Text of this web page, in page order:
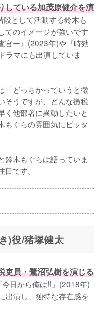
している加茂原健介を演
段として活動する鈴木も
てのイメージが強いです
官ー』(2023年)や『時効
ラマにも出演していま
「どっちかっていうと徴
そうですが、どんな徴税
く他部署に異動したいと
もぐらの雰囲気にピッタ
鈴木もぐらは語っていま
です。
)役/猪塚健太
吏員・鷺沼弘樹を演じる
日から俺は!!』(2018年)
出演し、独特な存在感を